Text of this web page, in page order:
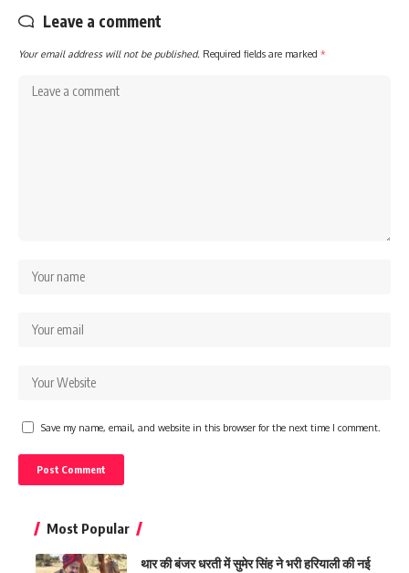
Leave a comment
Your email address will not be published. Required fields are marked *
Save my name, email, and website in this browser for the next time I comment.
Most Popular
थार की बंजर धरती में सुमेर सिंह ने भरी हरियाली की नई